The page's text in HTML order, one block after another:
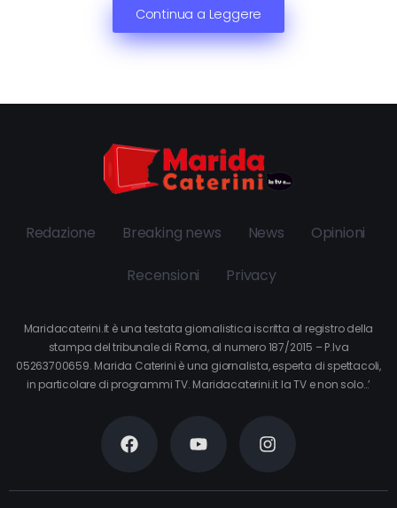
Continua a Leggere
Redazione Breaking news News Opinioni
Recensioni Privacy
Maridacaterini.it è una testata giornalistica iscritta al registro della
stampa del tribunale di Roma, al numero 187/2015 – P.Iva
05263700659. Marida Caterini è una giornalista, esperta di spettacoli,
in particolare di programmi TV. Maridacaterini.it la TV e non solo…’